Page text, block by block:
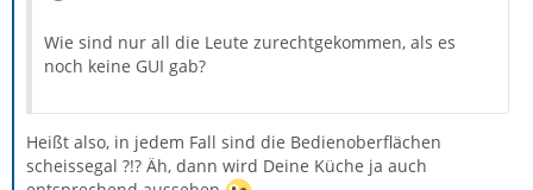
Wie sind nur all die Leute zurechtgekommen, als es
noch keine GUI gab?
Heißt also, in jedem Fall sind die Bedienoberflächen
scheissegal ?!? Äh, dann wird Deine Küche ja auch